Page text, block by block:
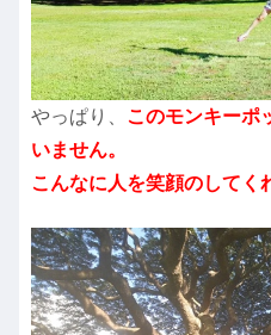
やっぱり、 このモンキーポ
いません。
こんなに人を笑顔のしてく